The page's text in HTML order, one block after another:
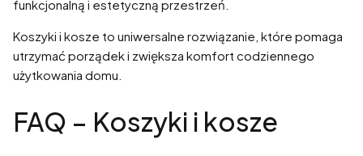
funkcjonalną i estetyczną przestrzeń.
Koszyki i kosze to uniwersalne rozwiązanie, które pomaga
utrzymać porządek i zwiększa komfort codziennego
użytkowania domu.
FAQ – Koszyki i kosze